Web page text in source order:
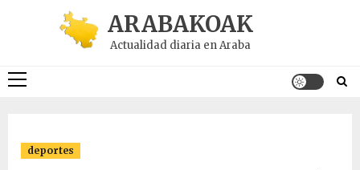
ARABAKOAK
Actualidad diaria en Araba
Menú
deportes